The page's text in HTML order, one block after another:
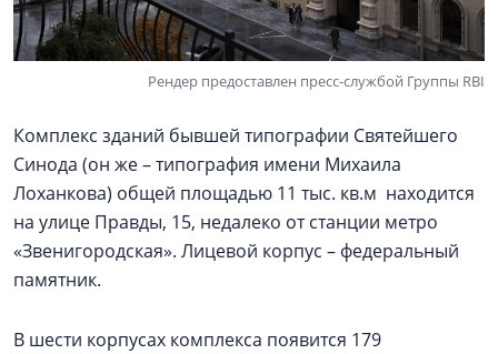
Рендер предоставлен пресс-службой Группы RBI
Комплекс зданий бывшей типографии Святейшего
Синода (он же – типография имени Михаила
Лоханкова) общей площадью 11 тыс. кв.м находится
на улице Правды, 15, недалеко от станции метро
«Звенигородская». Лицевой корпус – федеральный
памятник.
В шести корпусах комплекса появится 179